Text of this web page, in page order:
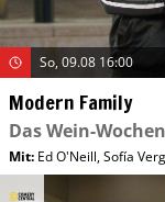
So, 09.08 16:00
Modern Family
Das Wein-
Mit: Ed O'Neill,Sofía